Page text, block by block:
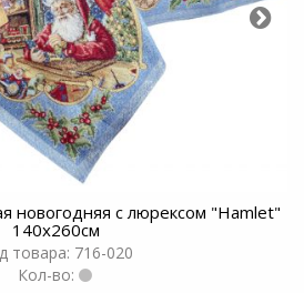
новогодняя с люрексом "Hamlet"
140х260см
товара: 716-020
Кол-во: